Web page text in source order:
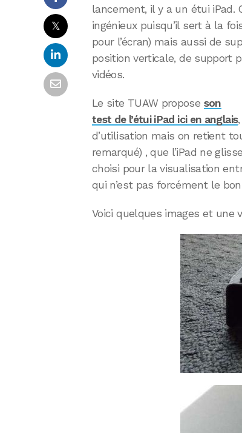
𝕏
lancement, il y a un étui iPad.
ingénieux puisqu’il sert à la
pour l’écran) mais aussi de
position verticale, de support
vidéos.
Le site TUAW propose son
test de l’étui iPad ici en anglais
d’utilisation mais on retient
remarqué) , que l’iPad ne
choisi pour la visualisation
qui n’est pas forcément le
Voici quelques images et une